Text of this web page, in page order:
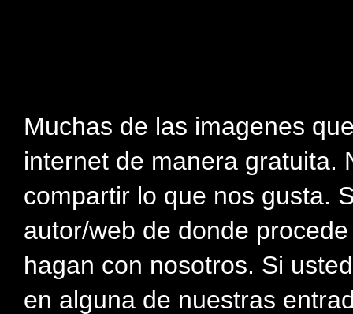
Muchas de las imagenes
internet de manera gratuita.
compartir lo que nos gusta.
autor/web de donde
hagan con nosotros. Si
en alguna de nuestras